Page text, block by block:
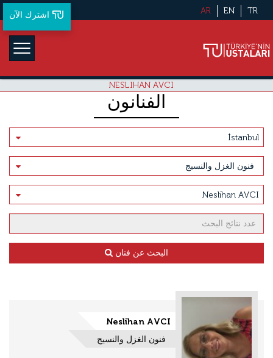
TR
EN
AR اشترك الآن
NESLIHAN AVCI
الفنانون
البحث عن فنان
Neslihan AVCI
فنون الغزل والنسيج